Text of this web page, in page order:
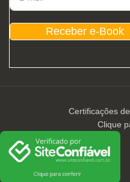
Receber e-Book
Certificações
Clique